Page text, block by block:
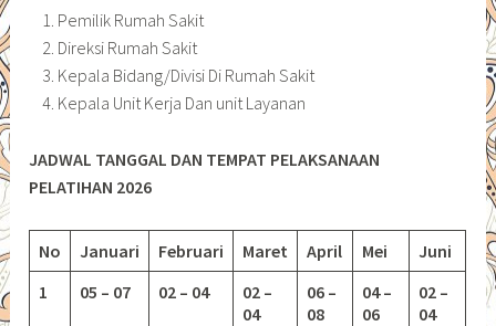
Pemilik Rumah Sakit
Direksi Rumah Sakit
Kepala Bidang/Divisi Di Rumah Sakit
Kepala Unit Kerja Dan unit Layanan
JADWAL TANGGAL DAN TEMPAT PELAKSANAAN
PELATIHAN 2026
No Januari Februari Maret April Mei
Juni
1
05 – 07 02 – 04
02 –
04
06 –
08
04 –
06
02 –
04